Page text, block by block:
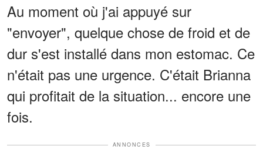
Au moment où j'ai appuyé sur
"envoyer", quelque chose de froid et de
dur s'est installé dans mon estomac. Ce
n'était pas une urgence. C'était Brianna
qui profitait de la situation... encore une
fois.
ANNONCES